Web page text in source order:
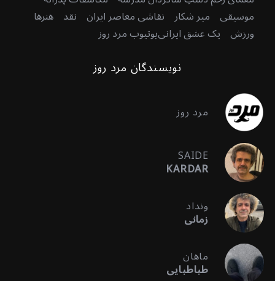
موسیقی میر شکار نقاشی معاصر ایران نقد هنرها
ورزش یک عشق ایرانییوتیوب مرد روز
نویسندگان مرد روز
مرد روز
SAIDE
KARDAR
ونداد
زمانی
ماهان
طباطبایی